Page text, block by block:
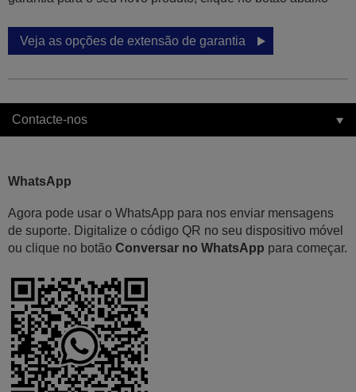
Veja as opções de extensão de garantia
Contacte-nos
WhatsApp
Agora pode usar o WhatsApp para nos enviar mensagens
de suporte. Digitalize o código QR no seu dispositivo móvel
ou clique no botão Conversar no WhatsApp para começar.